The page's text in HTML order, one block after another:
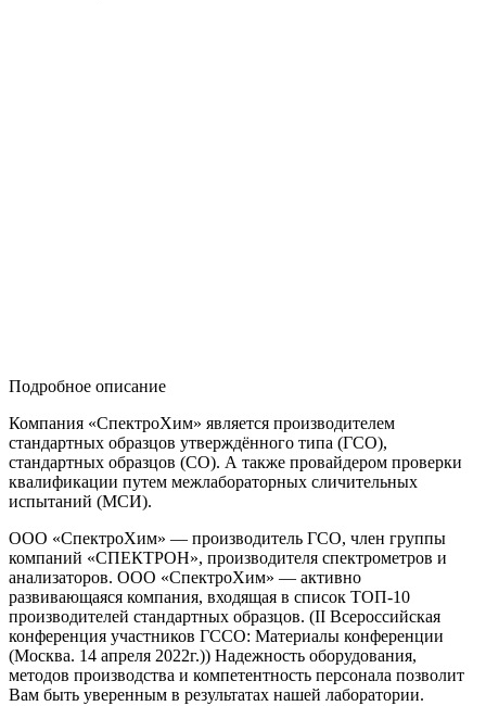
Подробное описание
Компания «СпектроХим» является производителем
стандартных образцов утверждённого типа (ГСО),
стандартных образцов (СО). А также провайдером проверки
квалификации путем межлабораторных сличительных
испытаний (МСИ).
ООО «СпектроХим» — производитель ГСО, член группы
компаний «СПЕКТРОН», производителя спектрометров и
анализаторов. ООО «СпектроХим» — активно
развивающаяся компания, входящая в список ТОП-10
производителей стандартных образцов. (II Всероссийская
конференция участников ГССО: Материалы конференции
(Москва. 14 апреля 2022г.)) Надежность оборудования,
методов производства и компетентность персонала позволит
Вам быть уверенным в результатах нашей лаборатории.